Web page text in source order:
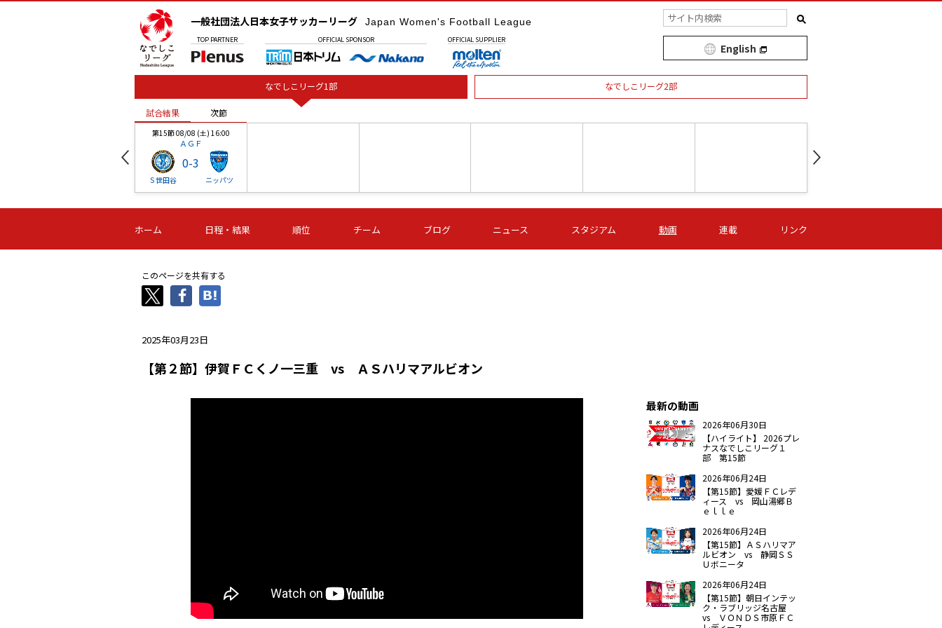
一般社団法人日本女子サッカーリーグ Japan Women's Football League
TOP PARTNER OFFICIAL SPONSOR OFFICIAL SUPPLIER
English
なでしこリーグ1部 なでしこリーグ2部
試合結果 次節
第15節 08/08 (土) 16:00
ＡＧＦ
Ｓ世田谷
0-3
ニッパツ
-
第16節 09/05 (土) 15:00
ニッパツ
ニッパツ
-
名古屋
第16節 09/05 (土) 15:00
石人の星
-
第16節 09/05 (土) 16:00
ＡＧＦ
-
いちご
-
第16節 09/06 (日) 15:00
-
第16節 09/06 (日) 15:00
- -
試合結果 次節
ホーム 日程・結果 順位 チーム ブログ ニュース スタジアム 動画 連載 リンク
このページを共有する
2025年03月23日
【第２節】伊賀ＦＣくノ一三重 vs ＡＳハリマアルビオン
最新の動画
2026年06月30日
【ハイライト】 2026プレ
ナスなでしこリーグ１
部 第15節
2026年06月24日
【第15節】愛媛ＦＣレデ
ィース vs 岡山湯郷Ｂ
ｅｌｌｅ
2026年06月24日
【第15節】ＡＳハリマア
ルビオン vs 静岡ＳＳ
Ｕボニータ
2026年06月24日
【第15節】朝日インテッ
ク・ラブリッジ名古屋
vs ＶＯＮＤＳ市原ＦＣ